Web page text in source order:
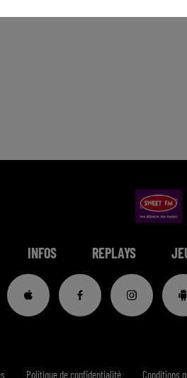
INFOS REPLAYS
Politique de confidentialité Conditions